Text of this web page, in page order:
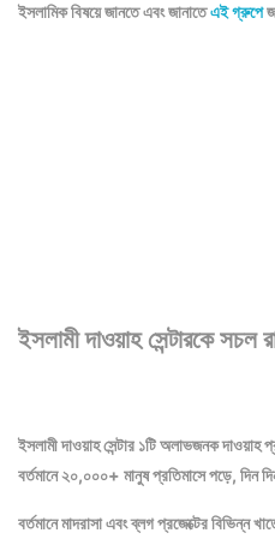
ইসলামিক বিষয়ে জানতে এবং জানাতেএই গ্রুপে
ইসলামী দাওয়াহ সেন্টারকে সচল
ইসলামী দাওয়াহ সেন্টার ১টি অলাভজনক দাওয়াহ
বর্তমানে ২০,০০০+ মানুষ প্রতিমাসে পড়ে, দিন
বর্তমানে মাদরাসা এবং ব্লগ প্রজেক্টের বিভিন্ন